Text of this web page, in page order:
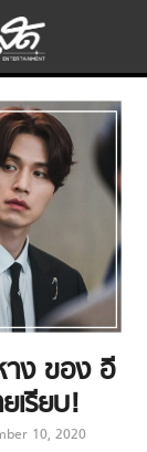
ง ของ อี
เรียบ!
10, 2020